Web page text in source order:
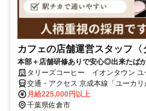
カフェの店舗運営スタッフ
本部＋店舗研修ありで安心◎出来たば
タリーズコーヒー イオンタウン ユ
交通・アクセス 京成本線「ユーカ
し（2号店以上を出店した場合配属
月給225,000円以上
千葉県佐倉市